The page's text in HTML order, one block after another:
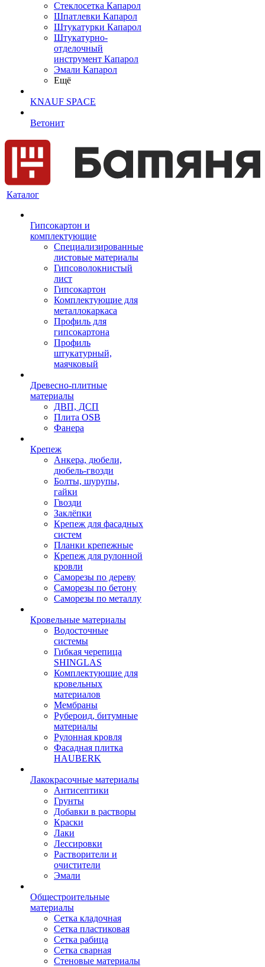
Cтеклосетка Капарол
Шпатлевки Капарол
Штукатурки Капарол
Штукатурно-
отделочный
инструмент Капарол
Эмали Капарол
Ещё
KNAUF SPACE
Ветонит
Каталог
Гипсокартон и
комплектующие
Специализированные
листовые материалы
Гипсоволокнистый
лист
Гипсокартон
Комплектующие для
металлокаркаса
Профиль для
гипсокартона
Профиль
штукатурный,
маячковый
Древесно-плитные
материалы
ДВП, ДСП
Плита OSB
Фанера
Крепеж
Анкера, дюбели,
дюбель-гвозди
Болты, шурупы,
гайки
Гвозди
Заклёпки
Крепеж для фасадных
систем
Планки крепежные
Крепеж для рулонной
кровли
Саморезы по дереву
Саморезы по бетону
Саморезы по металлу
Кровельные материалы
Водосточные
системы
Гибкая черепица
SHINGLAS
Комплектующие для
кровельных
материалов
Мембраны
Рубероид, битумные
материалы
Рулонная кровля
Фасадная плитка
HAUBERK
Лакокрасочные материалы
Антисептики
Грунты
Добавки в растворы
Краски
Лаки
Лессировки
Растворители и
очистители
Эмали
Общестроительные
материалы
Сетка кладочная
Сетка пластиковая
Сетка рабица
Сетка сварная
Стеновые материалы